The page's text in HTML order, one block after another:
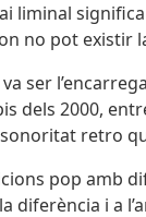
liminal
no pot existir
va ser
dels 2000,
retro
pop amb
diferència i a